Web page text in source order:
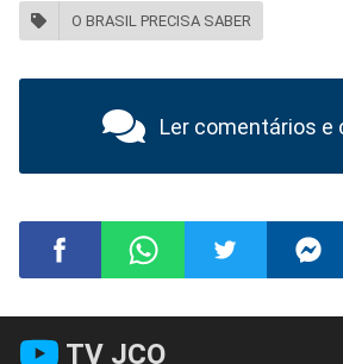
O BRASIL PRECISA SABER
Ler comentários e
Compartilhar
TV JCO